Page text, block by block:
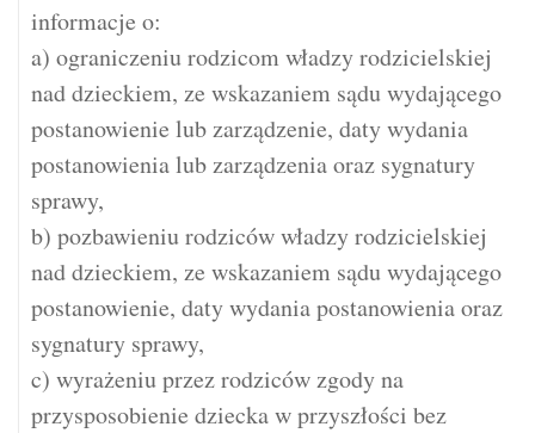
informacje o:
a) ograniczeniu rodzicom władzy rodzicielskiej
nad dzieckiem, ze wskazaniem sądu wydającego
postanowienie lub zarządzenie, daty wydania
postanowienia lub zarządzenia oraz sygnatury
sprawy,
b) pozbawieniu rodziców władzy rodzicielskiej
nad dzieckiem, ze wskazaniem sądu wydającego
postanowienie, daty wydania postanowienia oraz
sygnatury sprawy,
c) wyrażeniu przez rodziców zgody na
przysposobienie dziecka w przyszłości bez